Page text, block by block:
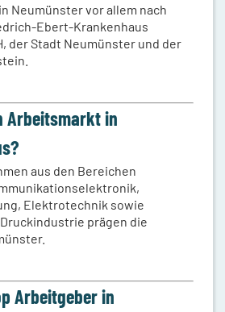
Neumünster vor allem nach
Ebert-Krankenhaus
der Stadt Neumünster und der
Arbeitsmarkt in
aus den Bereichen
Elektrotechnik sowie
prägen die
Arbeitgeber in